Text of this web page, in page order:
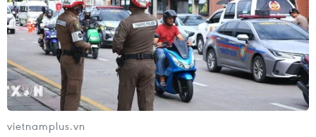
vietnamplus.vn